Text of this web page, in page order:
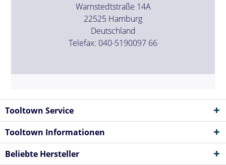
Warnstedtstraße 14A
22525 Hamburg
Deutschland
Telefax: 040-5190097 66
Tooltown Service
Tooltown Informationen
Beliebte Hersteller